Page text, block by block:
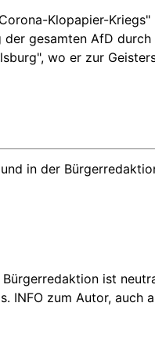
Klopapier-
gesamten AfD
wo er zur
in der
ist
zum Autor,